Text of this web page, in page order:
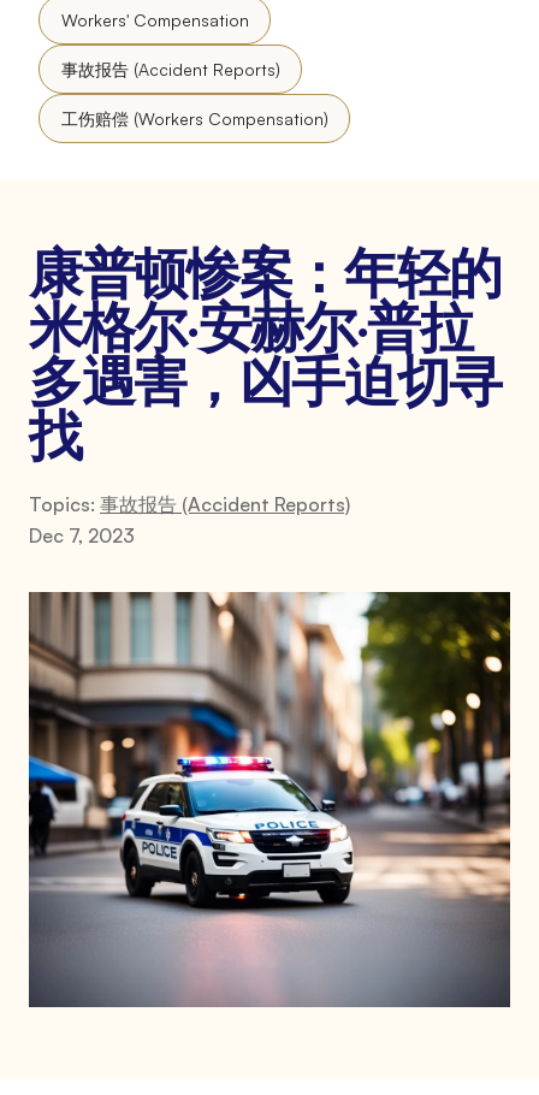
Workers' Compensation
事故报告 (Accident Reports)
工伤赔偿 (Workers Compensation)
康普顿惨案：年轻的
米格尔·安赫尔·普拉
多遇害，凶手迫切寻
找
Topics: 事故报告 (Accident Reports)
Dec 7, 2023